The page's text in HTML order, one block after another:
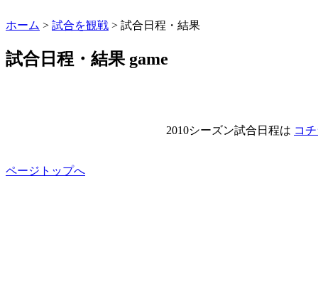
ホーム > 試合を観戦 > 試合日程・結果
試合日程・結果 game
2010シーズン試合日程は コ
ページトップへ